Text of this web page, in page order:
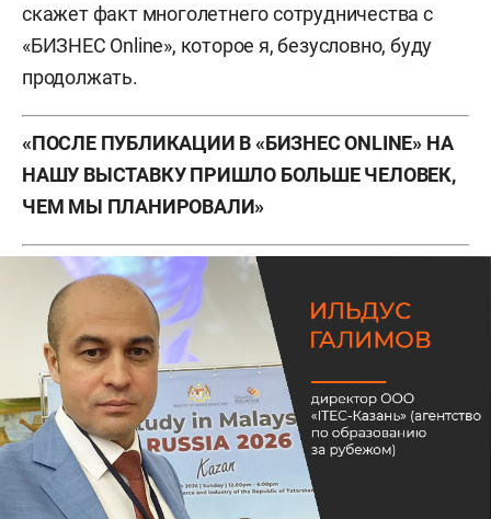
скажет факт многолетнего сотрудничества с
«БИЗНЕС Online», которое я, безусловно, буду
продолжать.
«ПОСЛЕ ПУБЛИКАЦИИ В «БИЗНЕС ONLINE» НА
НАШУ ВЫСТАВКУ ПРИШЛО БОЛЬШЕ ЧЕЛОВЕК,
ЧЕМ МЫ ПЛАНИРОВАЛИ»